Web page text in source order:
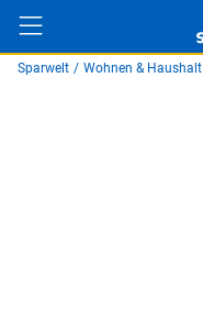
Sparwelt / Wohnen & Haushalt